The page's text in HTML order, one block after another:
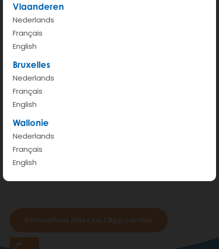
Vlaanderen
Nederlands
Français
English
Bruxelles
Nederlands
Français
English
Wallonie
Nederlands
Français
English
Informations utiles sur l'App cambio